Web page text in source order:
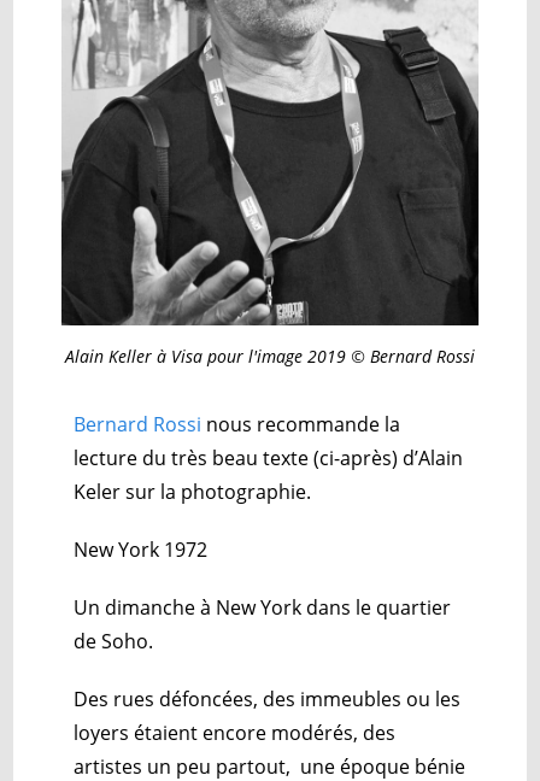
Alain Keller à Visa pour l'image 2019 © Bernard Rossi
Bernard Rossi nous recommande la
lecture du très beau texte (ci-après) d’Alain
Keler sur la photographie.
New York 1972
Un dimanche à New York dans le quartier
de Soho.
Des rues défoncées, des immeubles ou les
loyers étaient encore modérés, des
artistes un peu partout, une époque bénie